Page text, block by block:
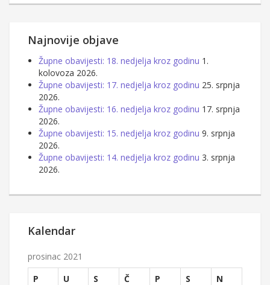
Najnovije objave
Župne obavijesti: 18. nedjelja kroz godinu 1.
kolovoza 2026.
Župne obavijesti: 17. nedjelja kroz godinu 25. srpnja
2026.
Župne obavijesti: 16. nedjelja kroz godinu 17. srpnja
2026.
Župne obavijesti: 15. nedjelja kroz godinu 9. srpnja
2026.
Župne obavijesti: 14. nedjelja kroz godinu 3. srpnja
2026.
Kalendar
prosinac 2021
P
U S Č P S
N